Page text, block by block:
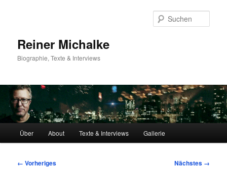
Reiner Michalke
Biographie, Texte & Interviews
Hauptmenü
Über About Texte & Interviews Gallerie
Bilder-
← Vorheriges Nächstes →